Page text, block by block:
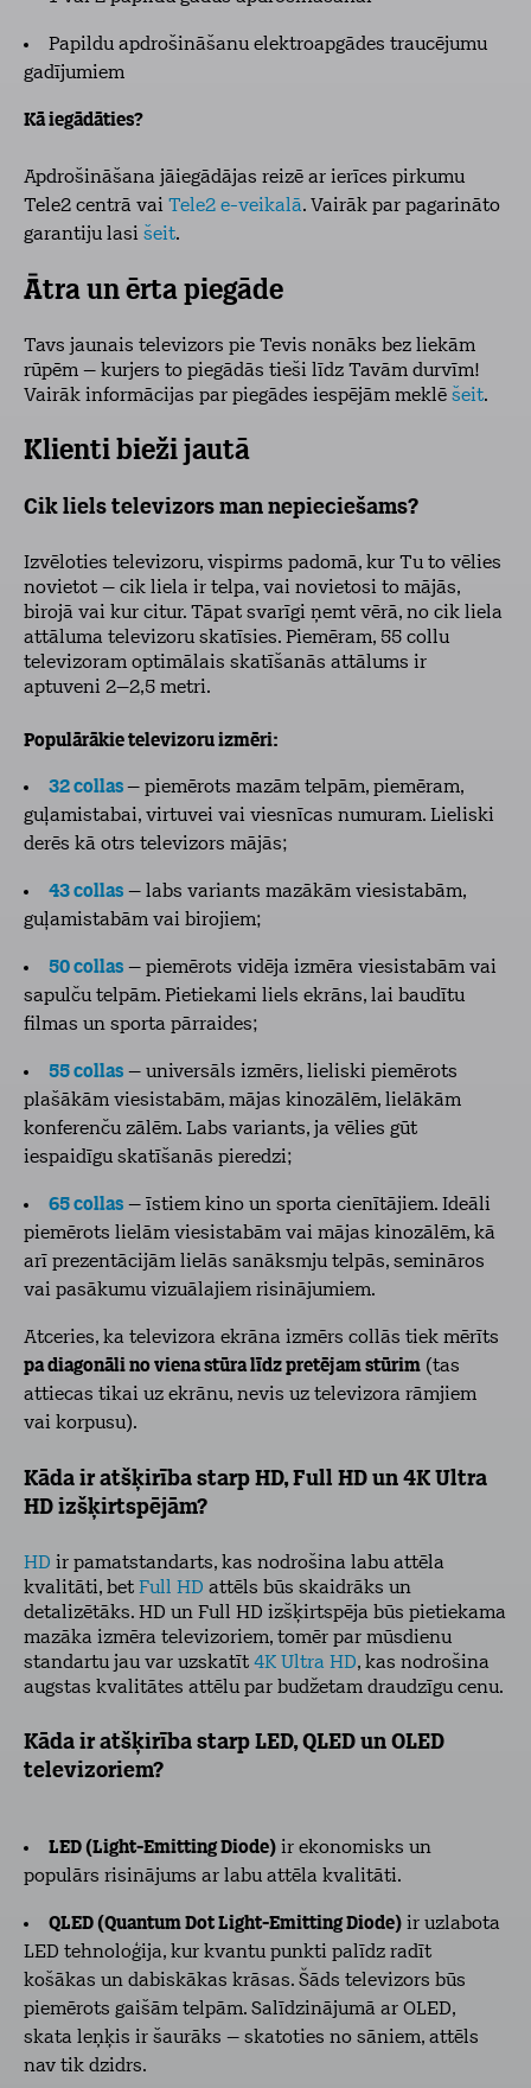
Papildu apdrošināšanu elektroapgādes traucējumu
gadījumiem
Kā iegādāties?
Apdrošināšana jāiegādājas reizē ar ierīces pirkumu
Tele2 centrā vai Tele2 e-veikalā. Vairāk par pagarināto
garantiju lasi šeit.
Ātra un ērta piegāde
Tavs jaunais televizors pie Tevis nonāks bez liekām
rūpēm – kurjers to piegādās tieši līdz Tavām durvīm!
Vairāk informācijas par piegādes iespējām meklē šeit.
Klienti bieži jautā
Cik liels televizors man nepieciešams?
Izvēloties televizoru, vispirms padomā, kur Tu to vēlies
novietot – cik liela ir telpa, vai novietosi to mājās,
birojā vai kur citur. Tāpat svarīgi ņemt vērā, no cik liela
attāluma televizoru skatīsies. Piemēram, 55 collu
televizoram optimālais skatīšanās attālums ir
aptuveni 2–2,5 metri.
Populārākie televizoru izmēri:
32 collas– piemērots mazām telpām, piemēram,
guļamistabai, virtuvei vai viesnīcas numuram. Lieliski
derēs kā otrs televizors mājās;
43 collas – labs variants mazākām viesistabām,
guļamistabām vai birojiem;
50 collas – piemērots vidēja izmēra viesistabām vai
sapulču telpām. Pietiekami liels ekrāns, lai baudītu
filmas un sporta pārraides;
55 collas – universāls izmērs, lieliski piemērots
plašākām viesistabām, mājas kinozālēm, lielākām
konferenču zālēm. Labs variants, ja vēlies gūt
iespaidīgu skatīšanās pieredzi;
65 collas – īstiem kino un sporta cienītājiem. Ideāli
piemērots lielām viesistabām vai mājas kinozālēm, kā
arī prezentācijām lielās sanāksmju telpās, semināros
vai pasākumu vizuālajiem risinājumiem.
Atceries, ka televizora ekrāna izmērs collās tiek mērīts
pa diagonāli no viena stūra līdz pretējam stūrim (tas
attiecas tikai uz ekrānu, nevis uz televizora rāmjiem
vai korpusu).
Kāda ir atšķirība starp HD, Full HD un 4K Ultra
HD izšķirtspējām?
HD ir pamatstandarts, kas nodrošina labu attēla
kvalitāti, bet Full HD attēls būs skaidrāks un
detalizētāks. HD un Full HD izšķirtspēja būs pietiekama
mazāka izmēra televizoriem, tomēr par mūsdienu
standartu jau var uzskatīt 4K Ultra HD, kas nodrošina
augstas kvalitātes attēlu par budžetam draudzīgu cenu.
Kāda ir atšķirība starp LED, QLED un OLED
televizoriem?
LED (Light-Emitting Diode) ir ekonomisks un
populārs risinājums ar labu attēla kvalitāti.
QLED (Quantum Dot Light-Emitting Diode) ir uzlabota
LED tehnoloģija, kur kvantu punkti palīdz radīt
košākas un dabiskākas krāsas. Šāds televizors būs
piemērots gaišām telpām. Salīdzinājumā ar OLED,
skata leņķis ir šaurāks – skatoties no sāniem, attēls
nav tik dzidrs.